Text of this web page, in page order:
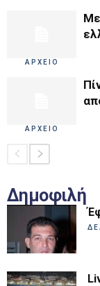
ΑΡΧΕΙΟ
ΑΡΧΕΙΟ
Δημοφιλή